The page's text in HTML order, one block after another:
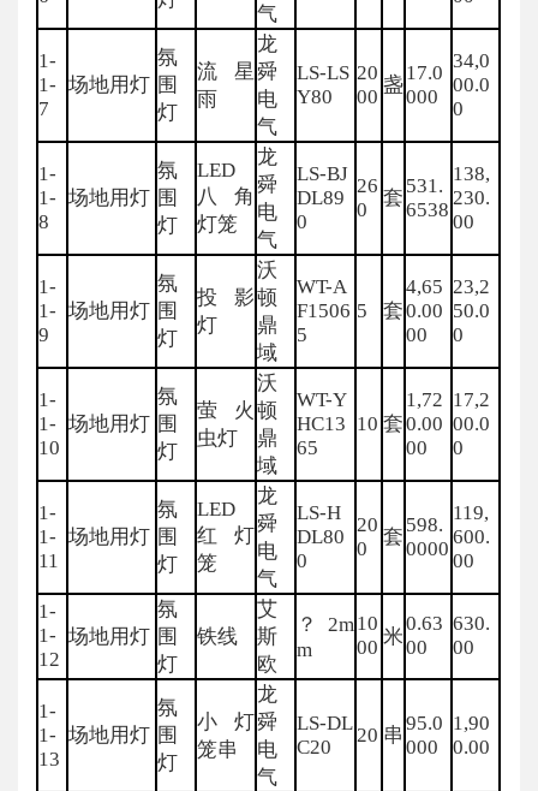
气
1-
1-
7
场地用灯
氛
围
灯
流星
雨
龙
舜
电
气
LS-LS
Y80
20
00
盏
17.0
000
34,0
00.0
0
1-
1-
8
场地用灯
氛
围
灯
LED
八角
灯笼
龙
舜
电
气
LS-BJ
DL89
0
26
0
套
531.
6538
138,
230.
00
1-
1-
9
场地用灯
氛
围
灯
投影
灯
沃
顿
鼎
域
WT-A
F1506
5
5 套
4,65
0.00
00
23,2
50.0
0
1-
1-
10
场地用灯
氛
围
灯
萤火
虫灯
沃
顿
鼎
域
WT-Y
HC13
65
10 套
1,72
0.00
00
17,2
00.0
0
1-
1-
11
场地用灯
氛
围
灯
LED
红灯
笼
龙
舜
电
气
LS-H
DL80
0
20
0
套
598.
0000
119,
600.
00
1-
1-
12
场地用灯
氛
围
灯
铁线
艾
斯
欧
？2m
m
10
00 米
0.63
00
630.
00
1-
1-
13
场地用灯
氛
围
灯
小灯
笼串
龙
舜
电
气
LS-DL
C20
20 串
95.0
000
1,90
0.00